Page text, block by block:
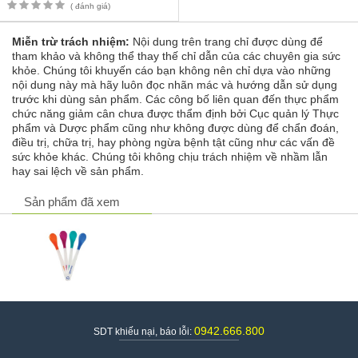
Sản phẩm được rất nhiều mẹ tin tưởng sử dụng
( đánh giá)
Miễn trừ trách nhiệm: Nội dung trên trang chỉ được dùng để
tham khảo và không thể thay thế chỉ dẫn của các chuyên gia sức
khỏe. Chúng tôi khuyến cáo bạn không nên chỉ dựa vào những
nội dung này mà hãy luôn đọc nhãn mác và hướng dẫn sử dụng
trước khi dùng sản phẩm. Các công bố liên quan đến thực phẩm
chức năng giảm cân chưa được thẩm định bởi Cục quản lý Thực
phẩm và Dược phẩm cũng như không được dùng để chẩn đoán,
điều trị, chữa trị, hay phòng ngừa bệnh tật cũng như các vấn đề
sức khỏe khác. Chúng tôi không chịu trách nhiệm về nhầm lẫn
hay sai lệch về sản phẩm.
Sản phẩm đã xem
SDT khiếu nại, báo lỗi: 0942.666.800